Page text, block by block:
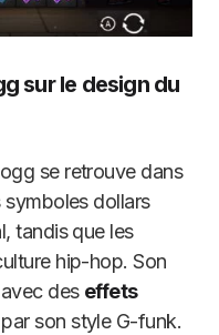
sur le design du
se retrouve dans
symboles dollars
tandis que les
hip-hop. Son
des effets
son style G-funk.